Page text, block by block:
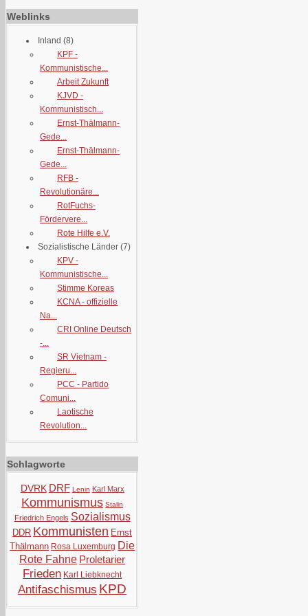
Weblinks
Inland (8)
KPF -
Kommunistische...
Arbeit Zukunft
KJVD -
Kommunistisch...
Ernst-Thälmann-
Gede...
Ernst-Thälmann-
Gede...
RFB -
Revolutionäre...
RotFuchs-
Fördervere...
Rote Hilfe e.V.
Sozialistische Länder (7)
KPV -
Kommunistische...
Stimme Koreas
KCNA - offizielle
Na...
CRI Online Deutsch
-...
SR Vietnam -
Regieru...
PCC - Partido
Comuni...
Laotische
Revolution...
Schlagworte
DVRK DRF Lenin Karl Marx
Kommunismus Stalin
Friedrich Engels Sozialismus
DDR Kommunisten Ernst
Thälmann Rosa Luxemburg Die
Rote Fahne Proletarier
Frieden Karl Liebknecht
Antifaschismus KPD